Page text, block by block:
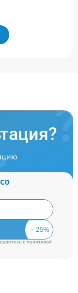
c политикой